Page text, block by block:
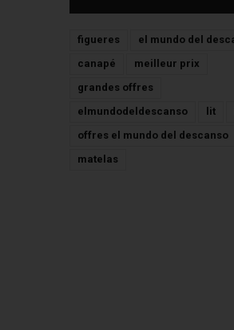
figueres
el mundo del
canapé
meilleur prix
grandes offres
elmundodeldescanso
lit
offres el mundo del descanso
matelas